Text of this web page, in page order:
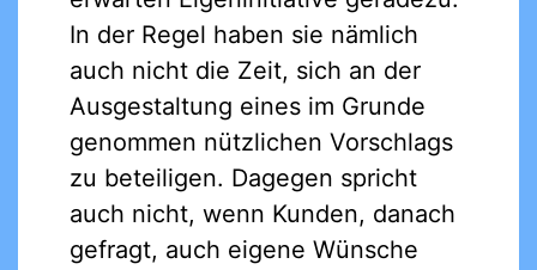
In der Regel haben sie nämlich
auch nicht die Zeit, sich an der
Ausgestaltung eines im Grunde
genommen nützlichen Vorschlags
zu beteiligen. Dagegen spricht
auch nicht, wenn Kunden, danach
gefragt, auch eigene Wünsche